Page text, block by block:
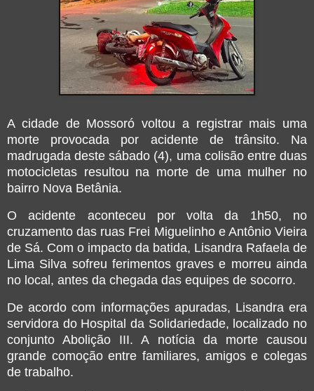
A cidade de Mossoró voltou a registrar mais uma
morte provocada por acidente de trânsito. Na
madrugada deste sábado (4), uma colisão entre duas
motocicletas resultou na morte de uma mulher no
bairro Nova Betânia.
O acidente aconteceu por volta da 1h50, no
cruzamento das ruas Frei Miguelinho e Antônio Vieira
de Sá. Com o impacto da batida, Lisandra Rafaela de
Lima Silva sofreu ferimentos graves e morreu ainda
no local, antes da chegada das equipes de socorro.
De acordo com informações apuradas, Lisandra era
servidora do Hospital da Solidariedade, localizado no
conjunto Abolição III. A notícia da morte causou
grande comoção entre familiares, amigos e colegas
de trabalho.